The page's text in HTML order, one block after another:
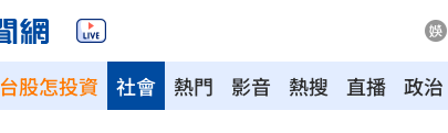
台股怎投資 熱門 影音 熱搜 直播 政治
社會